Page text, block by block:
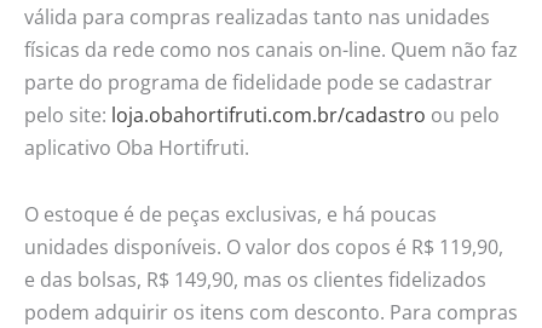
válida para compras realizadas tanto nas unidades
físicas da rede como nos canais on-line. Quem não faz
parte do programa de fidelidade pode se cadastrar
pelo site: loja.obahortifruti.com.br/cadastro ou pelo
aplicativo Oba Hortifruti.
O estoque é de peças exclusivas, e há poucas
unidades disponíveis. O valor dos copos é R$ 119,90,
e das bolsas, R$ 149,90, mas os clientes fidelizados
podem adquirir os itens com desconto. Para compras